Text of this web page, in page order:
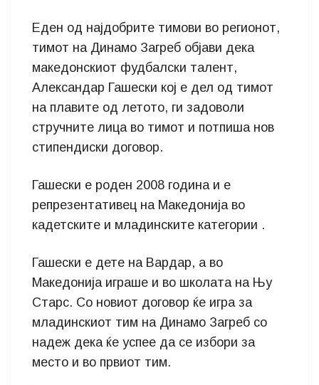
Еден од најдобрите тимови во регионот,
тимот на Динамо Загреб објави дека
македонскиот фудбалски талент,
Александар Гашески кој е дел од тимот
на плавите од летото, ги задоволи
стручните лица во тимот и потпиша нов
стипендиски договор.
Гашески е роден 2008 година и е
репрезентативец на Македонија во
кадетските и младинските категории .
Гашески е дете на Вардар, а во
Македонија играше и во школата на Њу
Старс. Со новиот договор ќе игра за
младинскиот тим на Динамо Загреб со
надеж дека ќе успее да се избори за
место и во првиот тим.